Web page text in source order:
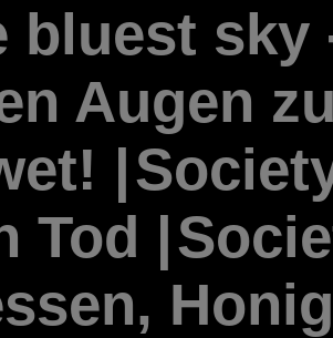
bluest sky
Augen
|
Tod |